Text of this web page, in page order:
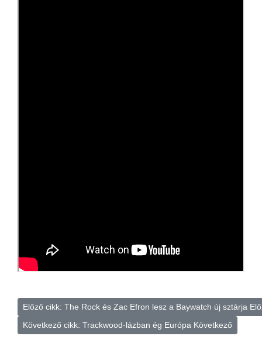
Előző cikk: The Rock és Zac Efron lesz a Baywatch új sztárja
Következő cikk: Trackwood-lázban ég Európa Következő